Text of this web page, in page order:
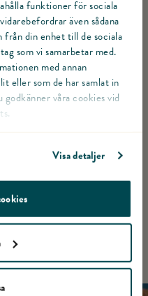
funktioner för sociala
även sådana
din enhet till de sociala
som vi samarbetar med.
med annan
eller som de har samlat in
våra cookies vid
Visa detaljer
2msk
3 msk
Växla Hacka morötter, lök och vitlök fint. som gjord eller ej.
Växla Skär paprikan och potatisen i grova bitar.
i grova bitar.
och bryn kalkonfärsen.
och bryn kalkonfärsen.
och paprika och fortsätt
med kummin och